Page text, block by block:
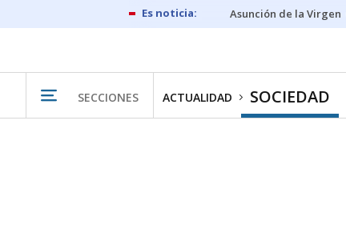
Asunción de la Virgen
SECCIONES ACTUALIDAD SOCIEDAD